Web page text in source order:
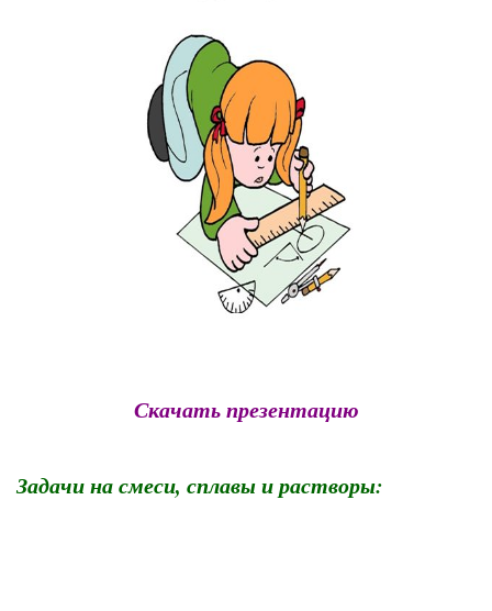
Скачать презентацию
Задачи на смеси, сплавы и растворы: